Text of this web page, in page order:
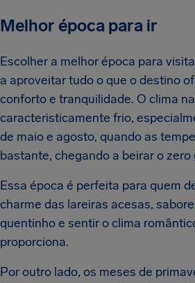
Melhor época para ir
Escolher a melhor época para
a aproveitar tudo o que o destino
conforto e tranquilidade. O clima
caracteristicamente frio,
de maio e agosto, quando as
bastante, chegando a beirar o zero
Essa época é perfeita para quem
charme das lareiras acesas,
quentinho e sentir o clima
proporciona.
Por outro lado, os meses de